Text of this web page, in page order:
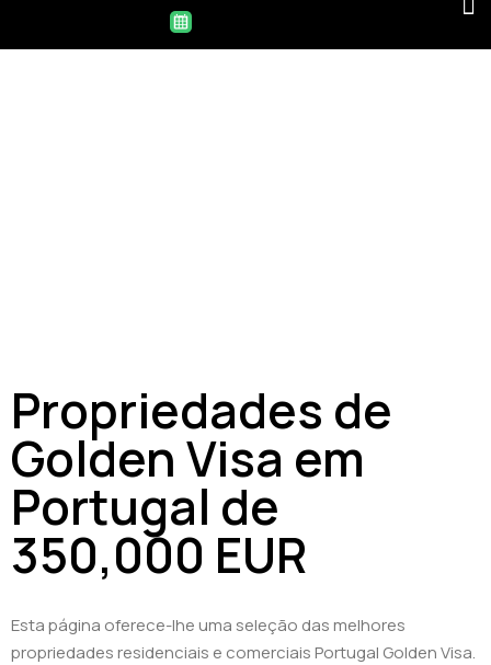
Propriedades de
Golden Visa em
Portugal de
350,000 EUR
Esta página oferece-lhe uma seleção das melhores
propriedades residenciais e comerciais Portugal Golden Visa.